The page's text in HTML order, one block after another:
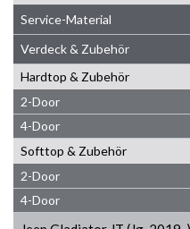
Service-Material
Verdeck & Zubehör
Hardtop & Zubehör
2-Door
4-Door
Softtop & Zubehör
2-Door
4-Door